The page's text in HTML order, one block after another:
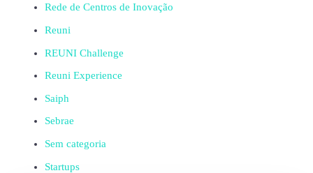
Rede de Centros de Inovação
Reuni
REUNI Challenge
Reuni Experience
Saiph
Sebrae
Sem categoria
Startups